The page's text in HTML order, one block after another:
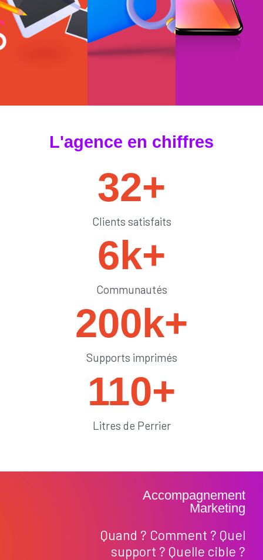
#tendances
L'agence en chiffres
32+
Clients satisfaits
6k+
Communautés
200k+
Supports imprimés
110+
Litres de Perrier
Accompagnement
Marketing
Quand ? Comment ? Quel
support ? Quelle cible ?